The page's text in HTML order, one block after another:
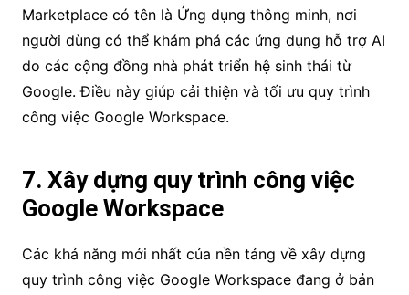
Marketplace có tên là Ứng dụng thông minh, nơi
người dùng có thể khám phá các ứng dụng hỗ trợ AI
do các cộng đồng nhà phát triển hệ sinh thái từ
Google.Điều này giúp cải thiện và tối ưu quy trình
công việc Google Workspace.
7. Xây dựng quy trình công việc
Google Workspace
Các khả năng mới nhất của nền tảng về xây dựng
quy trình công việc Google Workspace đang ở bản